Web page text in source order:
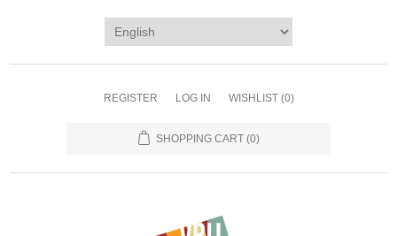
REGISTER LOG IN WISHLIST (0)
SHOPPING CART (0)